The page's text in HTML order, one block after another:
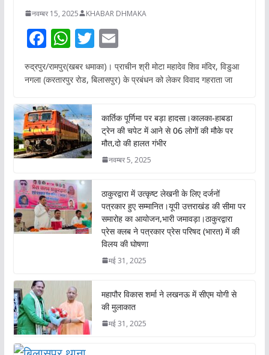
नवम्बर 15, 2025 KHABAR DHMAKA
F
ac
e
o
o
k
W
h
at
A
p
p
T
w
itt
E
m
ai
रुद्रपुर/रामपुर(खबर धमाका)। प्राचीन श्री मोटा महादेव शिव मंदिर, विडुआ
नगला (करतारपुर रोड, बिलासपुर) के प्रबंधन को लेकर विवाद गहराता जा
कार्तिक पूर्णिमा पर बड़ा हादसा।कालका-हाबडा
ट्रेन की चपेट में आने से 06 लोगों की मौके पर
मौत,दो की हालत गंभीर
नवम्बर 5, 2025
ठाकुरद्वारा में उत्कृष्ट लेखनी के लिए दर्जनों
पत्रकार हुए सम्मानित।यूपी उत्तराखंड की सीमा पर
समारोह का आयोजन,भारी जमावड़ा।ठाकुरद्वारा
प्रेस क्लब ने पत्रकार प्रेस परिषद (भारत) में की
विलय की घोषणा
मई 31, 2025
महापौर विकास शर्मा ने लखनऊ में सीएम योगी से
की मुलाकात
मई 31, 2025